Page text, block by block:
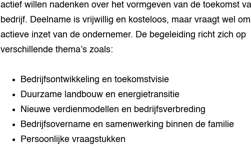
actief willen nadenken over het vormgeven van de toekomst
bedrijf. Deelname is vrijwillig en kosteloos, maar vraagt wel
actieve inzet van de ondernemer. De begeleiding richt zich op
verschillende thema’s zoals:
Bedrijfsontwikkeling en toekomstvisie
Duurzame landbouw en energietransitie
Nieuwe verdienmodellen en bedrijfsverbreding
Bedrijfsovername en samenwerking binnen de familie
Persoonlijke vraagstukken